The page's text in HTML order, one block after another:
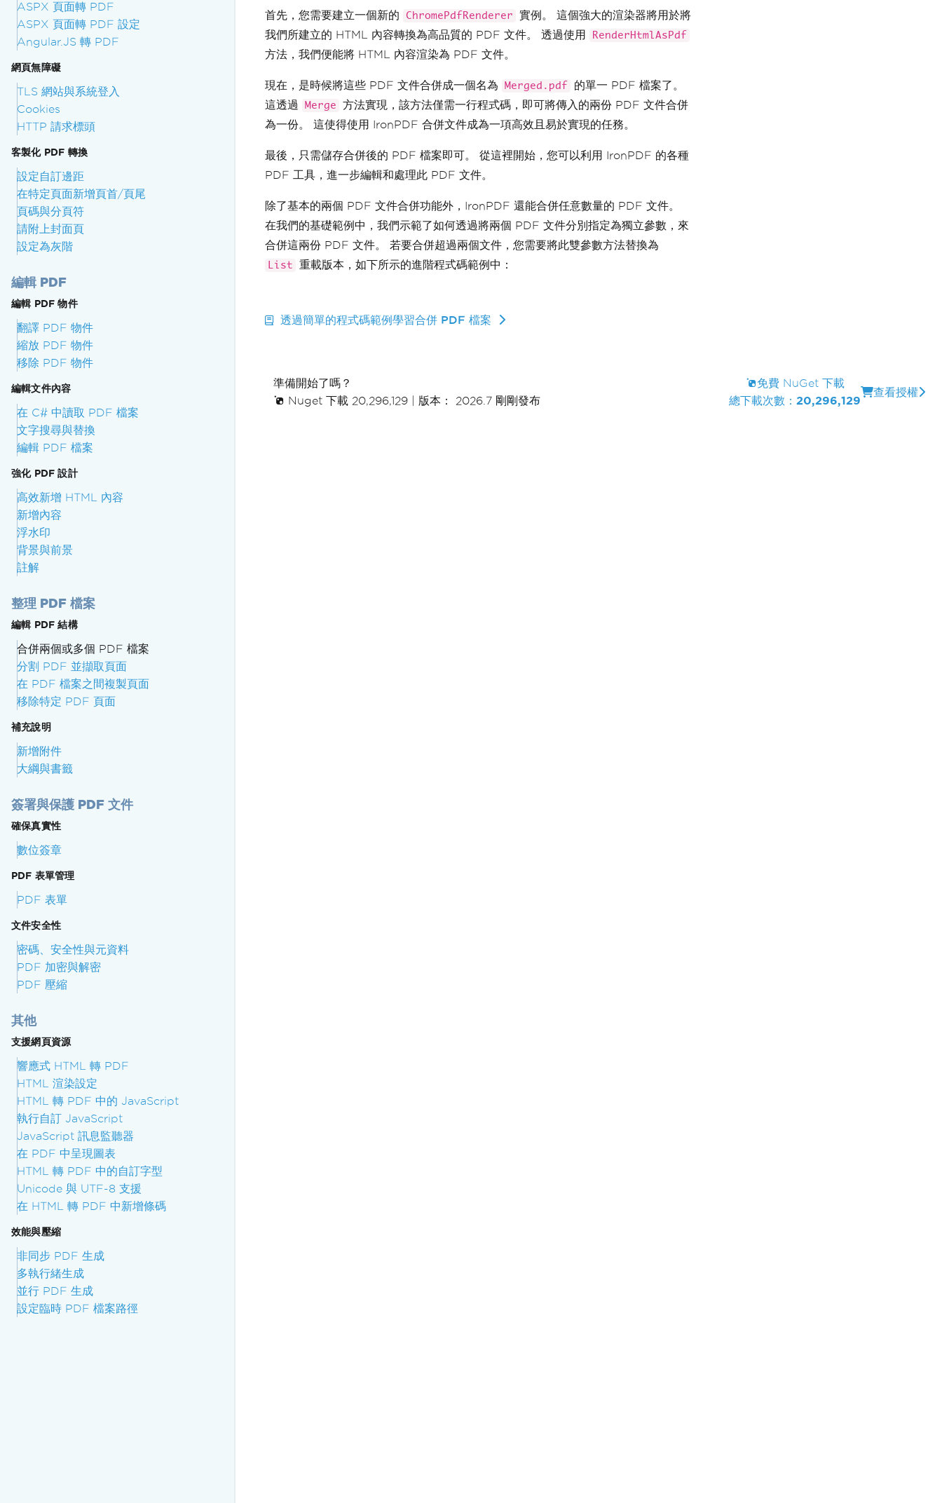
ASPX 頁面轉 PDF
ASPX 頁面轉 PDF 設定
Angular.JS 轉 PDF
網頁無障礙
TLS 網站與系統登入
Cookies
HTTP 請求標頭
客製化 PDF 轉換
設定自訂邊距
在特定頁面新增頁首/頁尾
頁碼與分頁符
請附上封面頁
設定為灰階
編輯 PDF
編輯 PDF 物件
翻譯 PDF 物件
縮放 PDF 物件
移除 PDF 物件
編輯文件內容
在 C# 中讀取 PDF 檔案
文字搜尋與替換
編輯 PDF 檔案
強化 PDF 設計
高效新增 HTML 內容
新增內容
浮水印
背景與前景
註解
整理 PDF 檔案
編輯 PDF 結構
合併兩個或多個 PDF 檔案
分割 PDF 並擷取頁面
在 PDF 檔案之間複製頁面
移除特定 PDF 頁面
補充說明
新增附件
大綱與書籤
簽署與保護 PDF 文件
確保真實性
數位簽章
PDF 表單管理
PDF 表單
文件安全性
密碼、安全性與元資料
PDF 加密與解密
PDF 壓縮
其他
支援網頁資源
響應式 HTML 轉 PDF
HTML 渲染設定
HTML 轉 PDF 中的 JavaScript
執行自訂 JavaScript
JavaScript 訊息監聽器
在 PDF 中呈現圖表
HTML 轉 PDF 中的自訂字型
Unicode 與 UTF-8 支援
在 HTML 轉 PDF 中新增條碼
效能與壓縮
非同步 PDF 生成
多執行緒生成
並行 PDF 生成
設定臨時 PDF 檔案路徑
首先，您需要建立一個新的 ChromePdfRenderer
實例。 這個強大的渲染器將用於將
我們所建立的 HTML 內容轉換為高品質的 PDF 文件。 透過使用
RenderHtmlAsPdf
方法，我們便能將 HTML 內容渲染為 PDF 文件。
現在，是時候將這些 PDF 文件合併成一個名為 Merged.pdf
的單一 PDF 檔案了。
這透過
Merge
方法實現，該方法僅需一行程式碼，即可將傳入的兩份 PDF 文件合併
為一份。 這使得使用 IronPDF 合併文件成為一項高效且易於實現的任務。
最後，只需儲存合併後的 PDF 檔案即可。 從這裡開始，您可以利用 IronPDF 的各種
PDF 工具，進一步編輯和處理此 PDF 文件。
除了基本的兩個 PDF 文件合併功能外，IronPDF 還能合併任意數量的 PDF 文件。
在我們的基礎範例中，我們示範了如何透過將兩個 PDF 文件分別指定為獨立參數，來
合併這兩份 PDF 文件。 若要合併超過兩個文件，您需要將此雙參數方法替換為
List 重載版本，如下所示的進階程式碼範例中：
透過簡單的程式碼範例學習合併 PDF 檔案
準備開始了嗎？
Nuget 下載 20,296,129
版本： 2026.7 剛剛發布
免費 NuGet 下載
總下載次數： 20,296,129
查看授權